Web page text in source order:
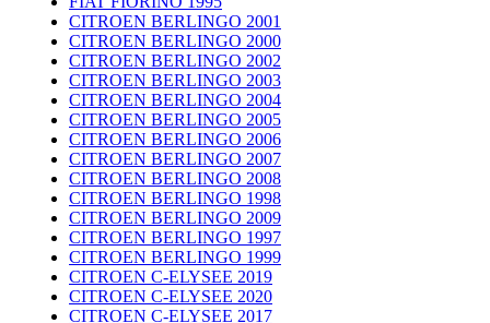
CITROEN BERLINGO 2001
CITROEN BERLINGO 2000
CITROEN BERLINGO 2002
CITROEN BERLINGO 2003
CITROEN BERLINGO 2004
CITROEN BERLINGO 2005
CITROEN BERLINGO 2006
CITROEN BERLINGO 2007
CITROEN BERLINGO 2008
CITROEN BERLINGO 1998
CITROEN BERLINGO 2009
CITROEN BERLINGO 1997
CITROEN BERLINGO 1999
CITROEN C-ELYSEE 2019
CITROEN C-ELYSEE 2020
CITROEN C-ELYSEE 2017